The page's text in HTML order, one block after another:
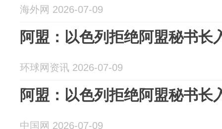
海外网 2026-07-09
阿盟：以色列拒绝阿盟秘书长
环球网资讯 2026-07-09
阿盟：以色列拒绝阿盟秘书长
中国网 2026-07-09